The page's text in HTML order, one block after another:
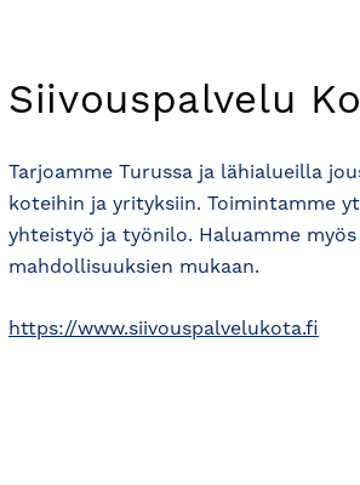
Siivouspalvelu
Tarjoamme Turussa ja lähialueilla
koteihin ja yrityksiin. Toimintamme
yhteistyö ja työnilo. Haluamme
mahdollisuuksien mukaan.
https://www.siivouspalvelukota.fi